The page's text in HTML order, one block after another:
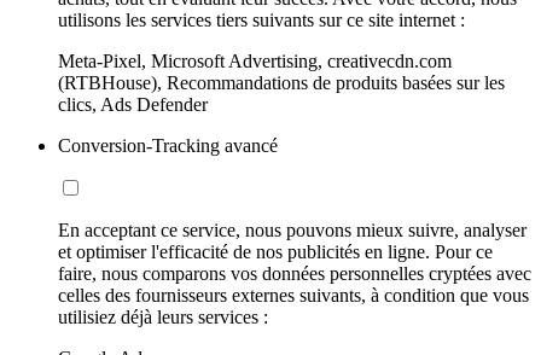
utilisons les services tiers suivants sur ce site internet :
Meta-Pixel, Microsoft Advertising, creativecdn.com
(RTBHouse), Recommandations de produits basées sur les
clics, Ads Defender
Conversion-Tracking avancé
En acceptant ce service, nous pouvons mieux suivre, analyser
et optimiser l'efficacité de nos publicités en ligne. Pour ce
faire, nous comparons vos données personnelles cryptées avec
celles des fournisseurs externes suivants, à condition que vous
utilisiez déjà leurs services :